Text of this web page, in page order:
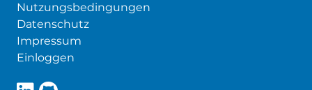
Nutzungsbedingungen
Datenschutz
Impressum
Einloggen